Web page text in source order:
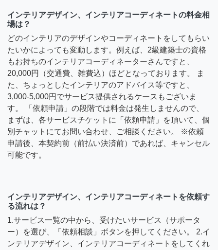
インテリアデザイン、インテリアコーディネートの料金相
場は？
どのインテリアのデザインやコーディネートをしてもらい
たいかによっても変動します。例えば、2級建築士の資格
もお持ちのインテリアコーディネーターさんですと、
20,000円（交通費、雑費込）ほどとなっております。 ま
た、ちょっとしたインテリアのアドバイス等ですと、
3,000-5,000円でサービス提供されるケースもございま
す。 「依頼申請」の段階では料金は発生しませんので、
まずは、各サービスチケットに「依頼申請」を頂いて、個
別チャットにてお問い合わせ、ご相談ください。 ※依頼
申請後、本契約前（前払い決済前）であれば、キャンセル
可能です。
インテリアデザイン、インテリアコーディネートを依頼す
る流れは？
1.サービス一覧の中から、受けたいサービス（サポータ
ー）を選び、「依頼相談」ボタンを押してください。 2.イ
ンテリアデザイン、インテリアコーディネートをしてくれ